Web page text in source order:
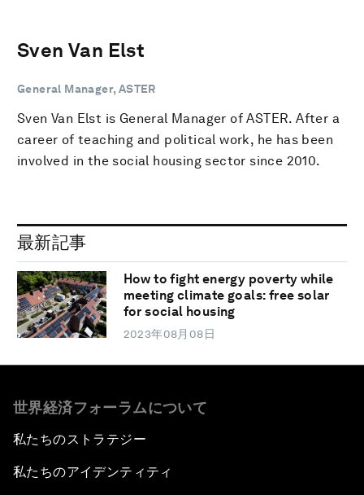
Sven Van Elst
General Manager, ASTER
Sven Van Elst is General Manager of ASTER. After a
career of teaching and political work, he has been
involved in the social housing sector since 2010.
最新記事
How to fight energy poverty while
meeting climate goals: free solar
for social housing
2023年08月08日
世界経済フォーラムについて
私たちのストラテジー
私たちのアイデンティティ